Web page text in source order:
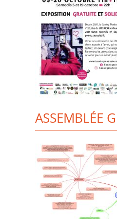
ASSEMBLÉE